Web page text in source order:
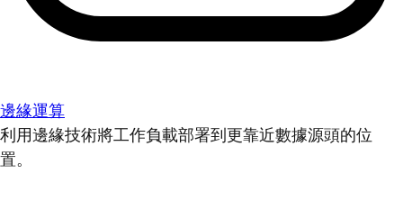
邊緣運算
利用邊緣技術將工作負載部署到更靠近數據源頭的位
置。